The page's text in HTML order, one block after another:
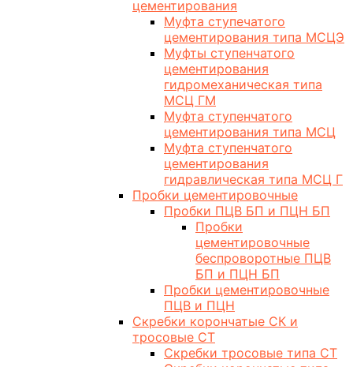
цементирования
Муфта ступечатого
цементирования типа МСЦЭ
Муфты ступенчатого
цементирования
гидромеханическая типа
МСЦ ГМ
Муфта ступенчатого
цементирования типа МСЦ
Муфта ступенчатого
цементирования
гидравлическая типа МСЦ Г
Пробки цементировочные
Пробки ПЦВ БП и ПЦН БП
Пробки
цементировочные
беспроворотные ПЦВ
БП и ПЦН БП
Пробки цементировочные
ПЦВ и ПЦН
Скребки корончатые СК и
тросовые СТ
Скребки тросовые типа СТ